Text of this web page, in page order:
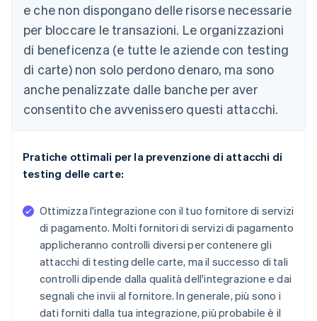
e che non dispongano delle risorse necessarie
per bloccare le transazioni. Le organizzazioni
di beneficenza (e tutte le aziende con testing
di carte) non solo perdono denaro, ma sono
anche penalizzate dalle banche per aver
consentito che avvenissero questi attacchi.
Pratiche ottimali per la prevenzione di attacchi di
testing delle carte:
Ottimizza l'integrazione con il tuo fornitore di servizi
di pagamento. Molti fornitori di servizi di pagamento
applicheranno controlli diversi per contenere gli
attacchi di testing delle carte, ma il successo di tali
controlli dipende dalla qualità dell'integrazione e dai
segnali che invii al fornitore. In generale, più sono i
dati forniti dalla tua integrazione, più probabile è il